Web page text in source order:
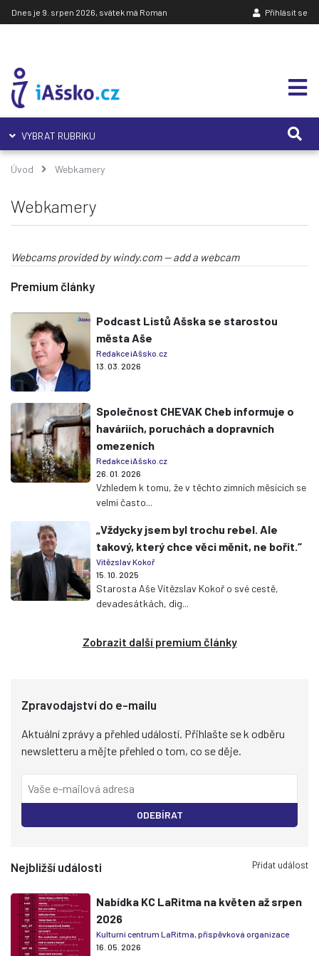
Dnes je 9. srpen 2026, svátek má Roman Přihlásit se
VYBRAT RUBRIKU
Úvod Webkamery
Webkamery
Webcams provided bywindy.com—add a webcam
Premium články
Podcast Listů Ašska se starostou
města Aše
Redakce iAšsko.cz
13. 03. 2026
Společnost CHEVAK Cheb informuje o
haváriích, poruchách a dopravních
omezeních
Redakce iAšsko.cz
26. 01. 2026
Vzhledem k tomu, že v těchto zimních měsících se
velmi často...
„Vždycky jsem byl trochu rebel. Ale
takový, který chce věci měnit, ne bořit.“
Vítězslav Kokoř
15. 10. 2025
Starosta Aše Vítězslav Kokoř o své cestě,
devadesátkách, dig...
Zobrazit další premium články
Zpravodajství do e-mailu
Aktuální zprávy a přehled událostí. Přihlašte se k odběru
newsletteru a mějte přehled o tom, co se děje.
ODEBÍRAT
Nejbližší události Přidat událost
Nabídka KC LaRitma na květen až srpen
2026
Kulturní centrum LaRitma, příspěvková organizace
16. 05. 2026